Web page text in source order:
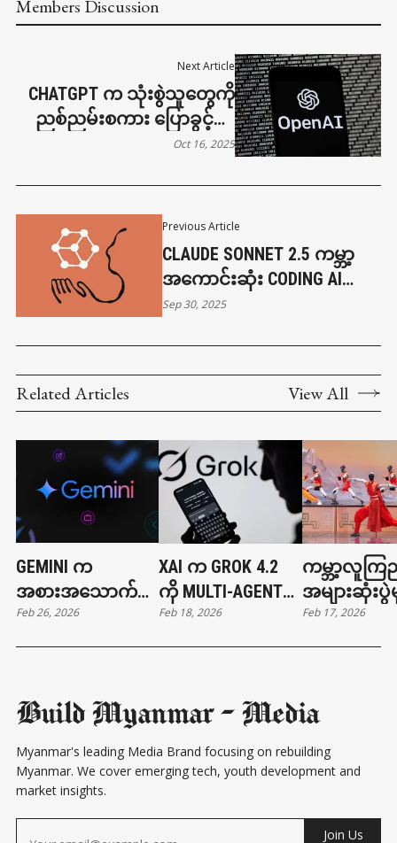
Members Discussion
Previous Article
CLAUDE SONNET 2.5 ကမ္ဘာ့
အကောင်းဆုံး CODING AI
ဖြစ်လာတော့မှာလား
Sep 30, 2025
Next Article
CHATGPT က သုံးစွဲသူတွေကို
ညစ်ညမ်းစကား ပြောခွင့်ပြု
မယ်
Oct 16, 2025
Related Articles View All
GEMINI က
အစားအသောက်မှာ
တာနဲ့ ကားခေါ်တာ
တွေ လုပ်ပေးနိုင်ပြီ
Feb 26, 2026
XAI က GROK 4.2
ကို MULTI-AGENT
ARCHITECTURE နဲ့
မိတ်ဆက်
Feb 18, 2026
ကမ္ဘာ့လူကြ
အများဆုံးပွဲ
တရုတ်စက်
ကွန်ဖူးကစား
Feb 17, 2026
Build Myanmar - Media
Myanmar's leading Media Brand focusing on rebuilding
Myanmar. We cover emerging tech, youth development and
market insights.
Join Us